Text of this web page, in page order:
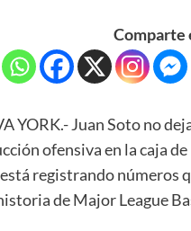
Comparte
YORK.- Juan Soto no
ofensiva en la caja
registrando números
de Major League